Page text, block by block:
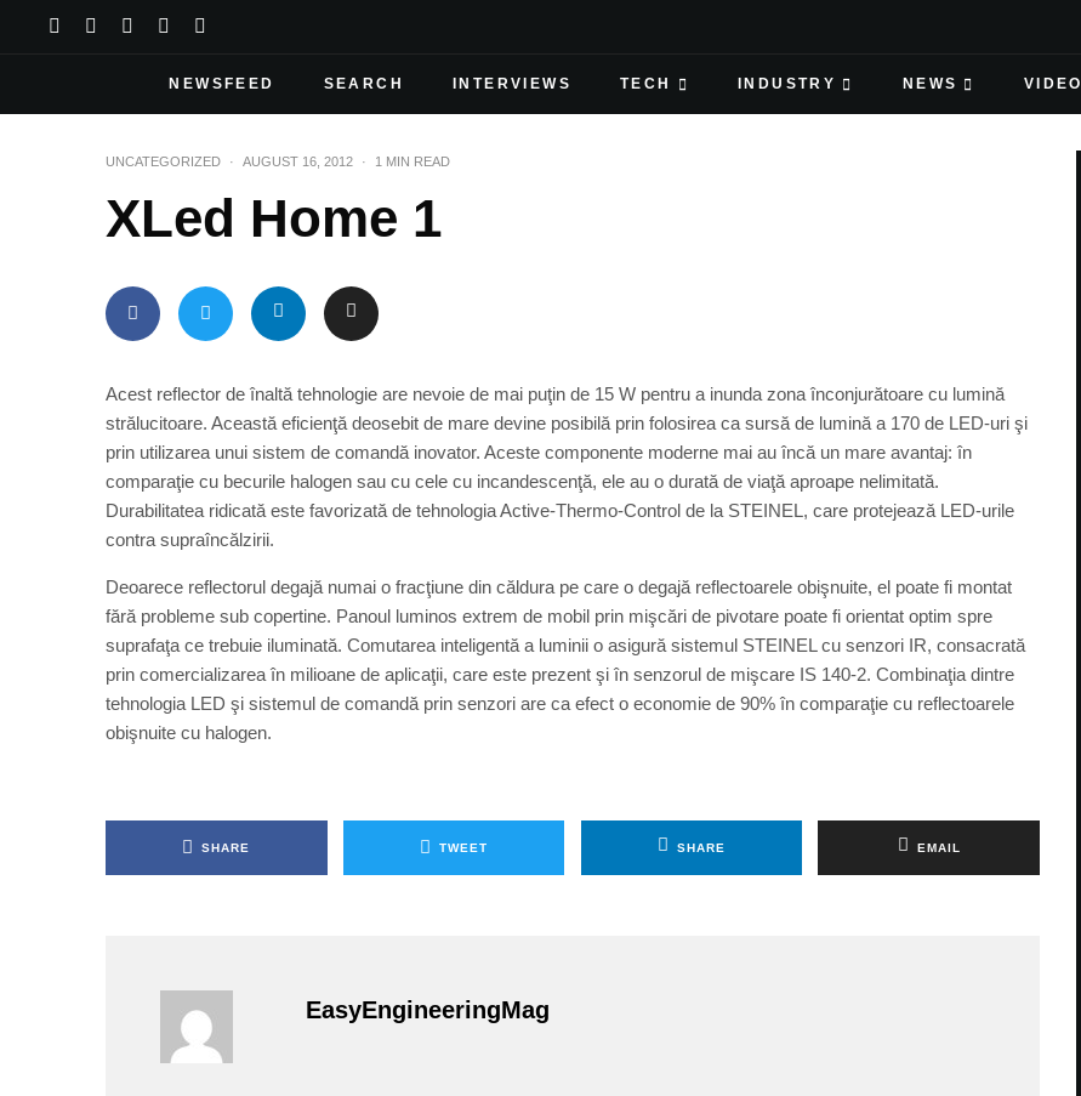
NEWSFEED SEARCH INTERVIEWS TECH INDUSTRY NEWS VIDEO
UNCATEGORIZED · AUGUST 16, 2012 · 1 MIN READ
XLed Home 1
Acest reflector de înaltă tehnologie are nevoie de mai puţin de 15 W pentru a inunda zona înconjurătoare cu lumină
strălucitoare. Această eficienţă deosebit de mare devine posibilă prin folosirea ca sursă de lumină a 170 de LED-uri şi
prin utilizarea unui sistem de comandă inovator. Aceste componente moderne mai au încă un mare avantaj: în
comparaţie cu becurile halogen sau cu cele cu incandescenţă, ele au o durată de viaţă aproape nelimitată.
Durabilitatea ridicată este favorizată de tehnologia Active-Thermo-Control de la STEINEL, care protejează LED-urile
contra supraîncălzirii.
Deoarece reflectorul degajă numai o fracţiune din căldura pe care o degajă reflectoarele obişnuite, el poate fi montat
fără probleme sub copertine. Panoul luminos extrem de mobil prin mişcări de pivotare poate fi orientat optim spre
suprafaţa ce trebuie iluminată. Comutarea inteligentă a luminii o asigură sistemul STEINEL cu senzori IR, consacrată
prin comercializarea în milioane de aplicaţii, care este prezent şi în senzorul de mişcare IS 140-2. Combinaţia dintre
tehnologia LED şi sistemul de comandă prin senzori are ca efect o economie de 90% în comparaţie cu reflectoarele
obişnuite cu halogen.
SHARE TWEET SHARE EMAIL
EasyEngineeringMag